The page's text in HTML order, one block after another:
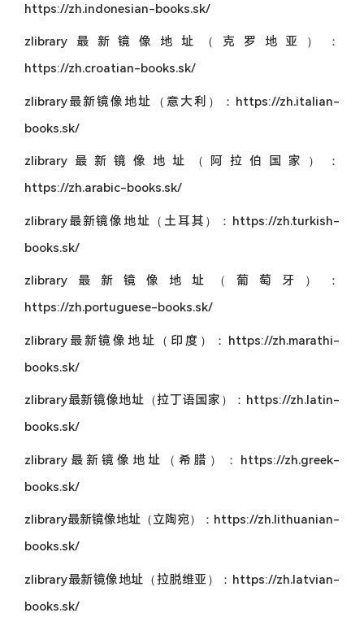
https://zh.indonesian-books.sk/
zlibrary最新镜像地址（克罗地亚）：
https://zh.croatian-books.sk/
zlibrary最新镜像地址（意大利）：https://zh.italian-
books.sk/
zlibrary最新镜像地址（阿拉伯国家）：
https://zh.arabic-books.sk/
zlibrary最新镜像地址（土耳其）：https://zh.turkish-
books.sk/
zlibrary最新镜像地址（葡萄牙）：
https://zh.portuguese-books.sk/
zlibrary最新镜像地址（印度）：https://zh.marathi-
books.sk/
zlibrary最新镜像地址（拉丁语国家）：https://zh.latin-
books.sk/
zlibrary最新镜像地址（希腊）：https://zh.greek-
books.sk/
zlibrary最新镜像地址（立陶宛）：https://zh.lithuanian-
books.sk/
zlibrary最新镜像地址（拉脱维亚）：https://zh.latvian-
books.sk/